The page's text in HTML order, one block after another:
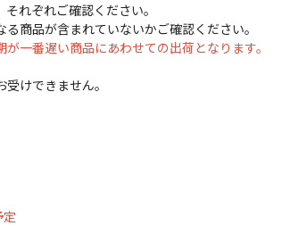
れぞれご確認ください。
商品が含まれていないかご確認ください。
一番遅い商品にあわせての出荷となります。
けできません。